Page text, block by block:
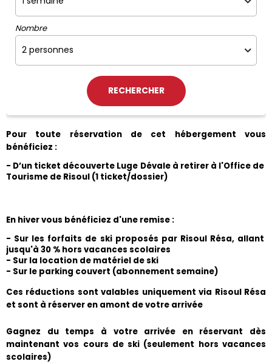
Nombre
Pour toute réservation de cet hébergement vous
bénéficiez :
- D’un ticket découverte Luge Dévale à retirer à l'Office de
Tourisme de Risoul (1 ticket/dossier)
En hiver vous bénéficiez d'une remise :
- Sur les forfaits de ski proposés par Risoul Résa, allant
jusqu'à 30 % hors vacances scolaires
- Sur la location de matériel de ski
- Sur le parking couvert (abonnement semaine)
​Ces réductions sont valables uniquement via Risoul Résa
et sont à réserver en amont de votre arrivée
Gagnez du temps à votre arrivée en réservant dès
maintenant vos cours de ski (seulement hors vacances
scolaires)